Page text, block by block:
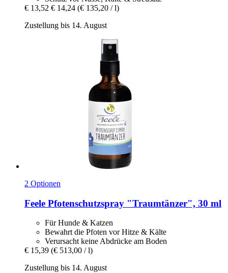
€ 13,52 € 14,24 (€ 135,20 / l)
Zustellung bis 14. August
2 Optionen
Feele Pfotenschutzspray "Traumtänzer", 30 ml
Für Hunde & Katzen
Bewahrt die Pfoten vor Hitze & Kälte
Verursacht keine Abdrücke am Boden
€ 15,39 (€ 513,00 / l)
Zustellung bis 14. August